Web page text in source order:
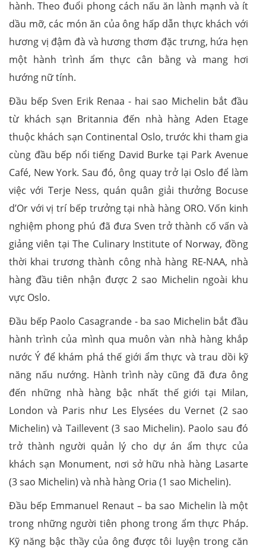
hành. Theo đuổi phong cách nấu ăn lành mạnh và ít
dầu mỡ, các món ăn của ông hấp dẫn thực khách với
hương vị đậm đà và hương thơm đặc trưng, hứa hẹn
một hành trình ẩm thực cân bằng và mang hơi
hướng nữ tính.
Đầu bếp Sven Erik Renaa - hai sao Michelin bắt đầu
từ khách sạn Britannia đến nhà hàng Aden Etage
thuộc khách sạn Continental Oslo, trước khi tham gia
cùng đầu bếp nổi tiếng David Burke tại Park Avenue
Café, New York. Sau đó, ông quay trở lại Oslo để làm
việc với Terje Ness, quán quân giải thưởng Bocuse
d’Or với vị trí bếp trưởng tại nhà hàng ORO. Vốn kinh
nghiệm phong phú đã đưa Sven trở thành cố vấn và
giảng viên tại The Culinary Institute of Norway, đồng
thời khai trương thành công nhà hàng RE-NAA, nhà
hàng đầu tiên nhận được 2 sao Michelin ngoài khu
vực Oslo.
Đầu bếp Paolo Casagrande - ba sao Michelin bắt đầu
hành trình của mình qua muôn vàn nhà hàng khắp
nước Ý để khám phá thế giới ẩm thực và trau dồi kỹ
năng nấu nướng. Hành trình này cũng đã đưa ông
đến những nhà hàng bậc nhất thế giới tại Milan,
London và Paris như Les Elysées du Vernet (2 sao
Michelin) và Taillevent (3 sao Michelin). Paolo sau đó
trở thành người quản lý cho dự án ẩm thực của
khách sạn Monument, nơi sở hữu nhà hàng Lasarte
(3 sao Michelin) và nhà hàng Oria (1 sao Michelin).
Đầu bếp Emmanuel Renaut – ba sao Michelin là một
trong những người tiên phong trong ẩm thực Pháp.
Kỹ năng bậc thầy của ông được tôi luyện trong căn